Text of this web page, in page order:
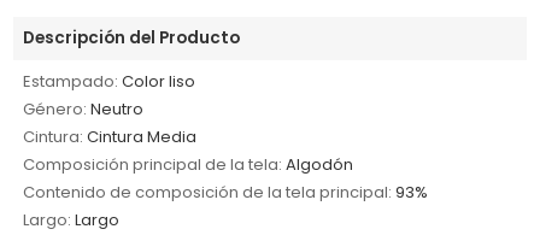
Descripción del Producto
Estampado: Color liso
Género: Neutro
Cintura: Cintura Media
Composición principal de la tela: Algodón
Contenido de composición de la tela principal: 93%
Largo: Largo